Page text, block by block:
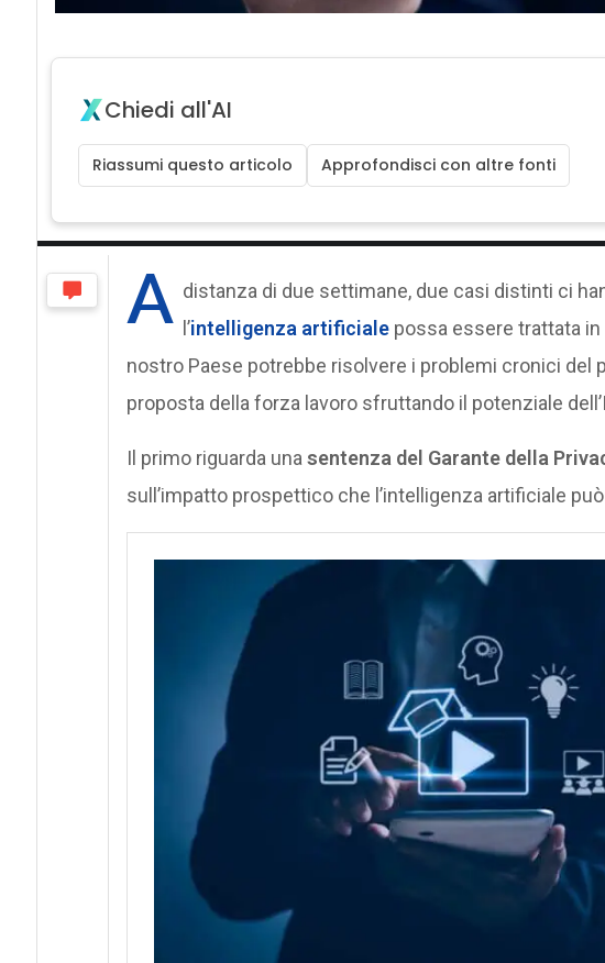
Chiedi all'AI
Riassumi questo articolo Approfondisci con altre fonti
A distanza di due settimane, due casi distinti ci
l’intelligenza artificialepossa essere trattata
nostro Paese potrebbe risolvere i problemi cronici del
proposta della forza lavoro sfruttando il potenziale
Il primo riguarda una sentenza del Garante della
sull’impatto prospettico che l’intelligenza artificiale